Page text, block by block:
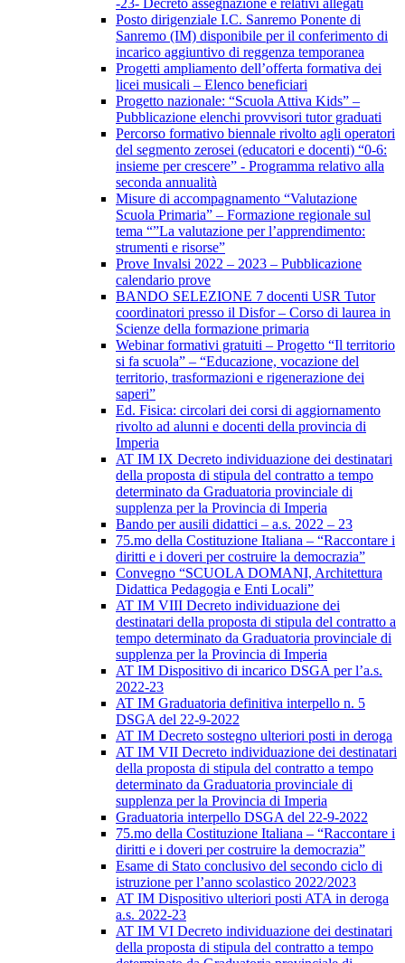
-23- Decreto assegnazione e relativi allegati
Posto dirigenziale I.C. Sanremo Ponente di
Sanremo (IM) disponibile per il conferimento di
incarico aggiuntivo di reggenza temporanea
Progetti ampliamento dell’offerta formativa dei
licei musicali – Elenco beneficiari
Progetto nazionale: “Scuola Attiva Kids” –
Pubblicazione elenchi provvisori tutor graduati
Percorso formativo biennale rivolto agli operatori
del segmento zerosei (educatori e docenti) “0-6:
insieme per crescere” - Programma relativo alla
seconda annualità
Misure di accompagnamento “Valutazione
Scuola Primaria” – Formazione regionale sul
tema “”La valutazione per l’apprendimento:
strumenti e risorse”
Prove Invalsi 2022 – 2023 – Pubblicazione
calendario prove
BANDO SELEZIONE 7 docenti USR Tutor
coordinatori presso il Disfor – Corso di laurea in
Scienze della formazione primaria
Webinar formativi gratuiti – Progetto “Il territorio
si fa scuola” – “Educazione, vocazione del
territorio, trasformazioni e rigenerazione dei
saperi”
Ed. Fisica: circolari dei corsi di aggiornamento
rivolto ad alunni e docenti della provincia di
Imperia
AT IM IX Decreto individuazione dei destinatari
della proposta di stipula del contratto a tempo
determinato da Graduatoria provinciale di
supplenza per la Provincia di Imperia
Bando per ausili didattici – a.s. 2022 – 23
75.mo della Costituzione Italiana – “Raccontare i
diritti e i doveri per costruire la democrazia”
Convegno “SCUOLA DOMANI, Architettura
Didattica Pedagogia e Enti Locali”
AT IM VIII Decreto individuazione dei
destinatari della proposta di stipula del contratto a
tempo determinato da Graduatoria provinciale di
supplenza per la Provincia di Imperia
AT IM Dispositivo di incarico DSGA per l’a.s.
2022-23
AT IM Graduatoria definitiva interpello n. 5
DSGA del 22-9-2022
AT IM Decreto sostegno ulteriori posti in deroga
AT IM VII Decreto individuazione dei destinatari
della proposta di stipula del contratto a tempo
determinato da Graduatoria provinciale di
supplenza per la Provincia di Imperia
Graduatoria interpello DSGA del 22-9-2022
75.mo della Costituzione Italiana – “Raccontare i
diritti e i doveri per costruire la democrazia”
Esame di Stato conclusivo del secondo ciclo di
istruzione per l’anno scolastico 2022/2023
AT IM Dispositivo ulteriori posti ATA in deroga
a.s. 2022-23
AT IM VI Decreto individuazione dei destinatari
della proposta di stipula del contratto a tempo